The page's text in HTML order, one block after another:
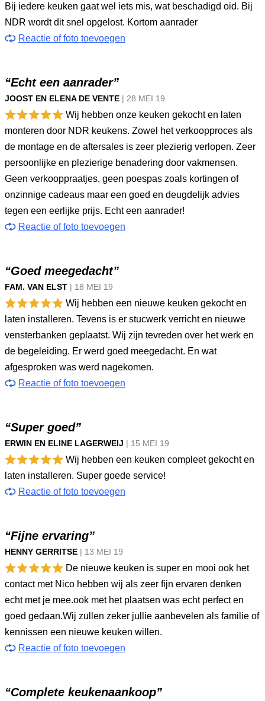
Bij iedere keuken gaat wel iets mis, wat beschadigd oid. Bij
NDR wordt dit snel opgelost. Kortom aanrader
Reactie of foto toevoegen
“Echt een aanrader”
JOOST EN ELENA DE VENTE | 28 MEI 19
Wij hebben onze keuken gekocht en laten
monteren door NDR keukens. Zowel het verkoopproces als
de montage en de aftersales is zeer plezierig verlopen. Zeer
persoonlijke en plezierige benadering door vakmensen.
Geen verkooppraatjes, geen poespas zoals kortingen of
onzinnige cadeaus maar een goed en deugdelijk advies
tegen een eerlijke prijs. Echt een aanrader!
Reactie of foto toevoegen
“Goed meegedacht”
FAM. VAN ELST | 18 MEI 19
Wij hebben een nieuwe keuken gekocht en
laten installeren. Tevens is er stucwerk verricht en nieuwe
vensterbanken geplaatst. Wij zijn tevreden over het werk en
de begeleiding. Er werd goed meegedacht. En wat
afgesproken was werd nagekomen.
Reactie of foto toevoegen
“Super goed”
ERWIN EN ELINE LAGERWEIJ | 15 MEI 19
Wij hebben een keuken compleet gekocht en
laten installeren. Super goede service!
Reactie of foto toevoegen
“Fijne ervaring”
HENNY GERRITSE | 13 MEI 19
De nieuwe keuken is super en mooi ook het
contact met Nico hebben wij als zeer fijn ervaren denken
echt met je mee.ook met het plaatsen was echt perfect en
goed gedaan.Wij zullen zeker jullie aanbevelen als familie of
kennissen een nieuwe keuken willen.
Reactie of foto toevoegen
“Complete keukenaankoop”